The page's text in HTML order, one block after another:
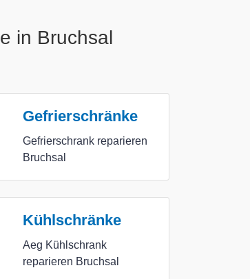
in Bruchsal
Gefrierschränke
Gefrierschrank reparieren
Bruchsal
Kühlschränke
Aeg Kühlschrank
reparieren Bruchsal